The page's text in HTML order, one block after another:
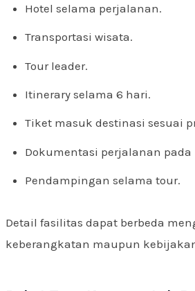
Hotel selama perjalanan.
Transportasi wisata.
Tour leader.
Itinerary selama 6 hari.
Tiket masuk destinasi sesuai
Dokumentasi perjalanan
Pendampingan selama tour.
Detail fasilitas dapat berbeda
keberangkatan maupun